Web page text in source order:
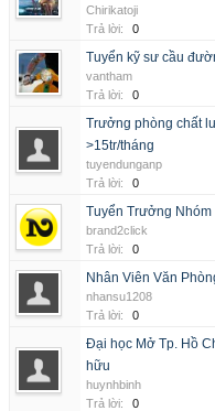
Chirikatoji
Trả lời:
0
Tuyển kỹ sư cầu
vantham
Trả lời:
0
Trưởng phòng chất
>15tr/tháng
tuyendunganp
Trả lời:
0
Tuyển Trưởng
brand2click
Trả lời:
0
Nhân Viên Văn
nhansu1208
Trả lời:
0
Đại học Mở Tp. Hồ
hữu
huynhbinh
Trả lời:
0